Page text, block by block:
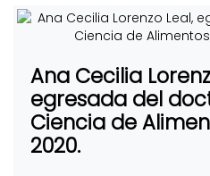
Ana Cecilia
egresada del
Ciencia de
2020.